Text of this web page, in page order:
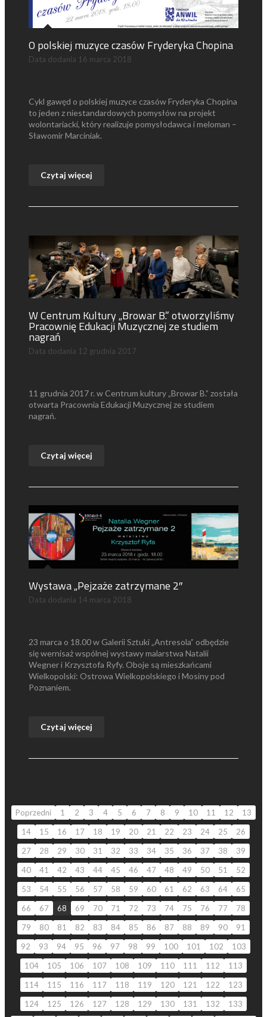
O polskiej muzyce czasów Fryderyka Chopina
Data dodania 16 marca 2018
Cykl gawęd o polskiej muzyce czasów Fryderyka Chopina
to jeden z niestandardowych pomysłów na projekt
wolontariacki, który realizuje pomysłodawca i meloman –
Sławomir Marciniak.
Czytaj więcej
W Centrum Kultury „Browar B.” otworzyliśmy
Pracownię Edukacji Muzycznej ze studiem
nagrań
Data dodania 12 grudnia 2017
11 grudnia 2017 r. w Centrum kultury „Browar B.” została
otwarta Pracownia Edukacji Muzycznej ze studiem
nagrań.
Czytaj więcej
Wystawa „Pejzaże zatrzymane 2″
Data dodania 14 marca 2018
23 marca o 18.00 w Galerii Sztuki „Antresola” odbędzie
się wernisaż wspólnej wystawy malarstwa Natalii
Wegner i Krzysztofa Ryfy. Oboje są mieszkańcami
Wielkopolski: Ostrowa Wielkopolskiego i Mosiny pod
Poznaniem.
Czytaj więcej
Poprzedni 1 2 3 4 5 6 7 8 9 10 11 12
13
14
15 16 17 18 19 20 21 22 23 24 25
26
27
28 29 30 31 32 33 34 35 36 37 38
39
40
41 42 43 44 45 46 47 48 49 50 51
52
53
54 55 56 57 58 59 60 61 62 63 64
65
66
67 68 69 70 71 72 73 74 75 76 77
78
79
80 81 82 83 84 85 86 87 88 89 90
91
92
93 94 95 96 97 98 99 100 101 102
103
104
105 106 107 108 109 110 111 112
113
114
115 116 117 118 119 120 121 122
123
124
125 126 127 128 129 130 131 132 133